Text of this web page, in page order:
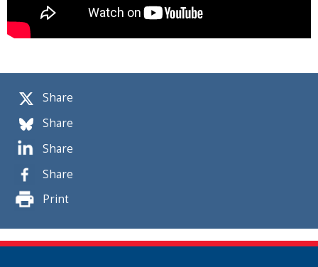
Share
Share
Share
Share
Print